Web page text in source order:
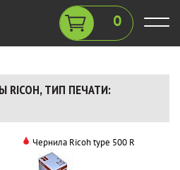
0
ТИП ПЕЧАТИ:
Чернила Ricoh type 500 R